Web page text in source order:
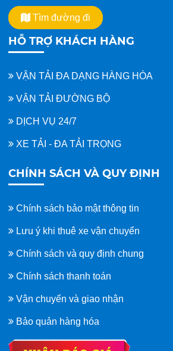
Tìm đường đi
HỖ TRỢ KHÁCH HÀNG
VẬN TẢI ĐA DẠNG HÀNG HÓA
VẬN TẢI ĐƯỜNG BỘ
DỊCH VỤ 24/7
XE TẢI - ĐA TẢI TRỌNG
CHÍNH SÁCH VÀ QUY ĐỊNH
Chính sách bảo mật thông tin
Lưu ý khi thuê xe vận chuyển
Chính sách và quy định chung
Chính sách thanh toán
Vận chuyển và giao nhận
Bảo quản hàng hóa